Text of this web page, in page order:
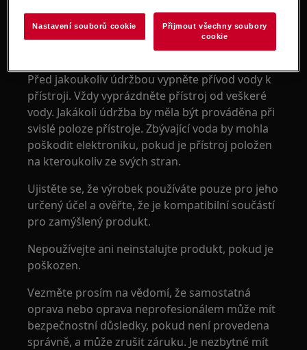
Produkt by měli používat nebo instalovat pouze
Před jakoukoliv údržbou vypněte přívod vody k
přístroji. Vždy vyprázdněte přístroj od veškeré
vody. Jakákoli údržba by měla být prováděna při
svislé poloze přístroje. Zbývající voda by mohla
poškodit elektroniku, pokud je přístroj položen
na kteroukoliv ze svých stran.
Ujistěte se, že výrobek používáte pouze pro jeho
určený účel a ověřte, že je kompatibilní součástí
pro zamýšlený produkt.
Nepoužívejte ani neinstalujte produkt, pokud je
poškozen.
Vezměte prosím na vědomí, že samostatná
oprava nebo oprava neprofesionálem může mít
bezpečnostní důsledky, pokud není provedena
správně, a může zrušit záruku. Je nezbytné mít
Nastavení souborů cookie
Přijmout všechny soubory
cookie